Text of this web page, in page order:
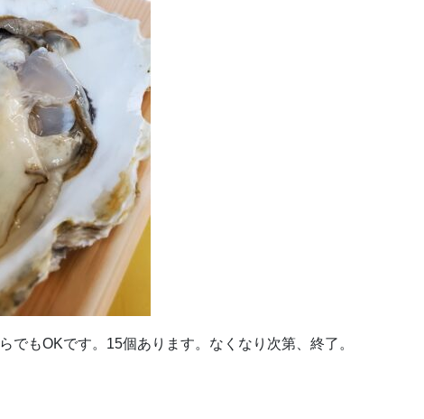
でもOKです。15個あります。なくなり次第、終了。